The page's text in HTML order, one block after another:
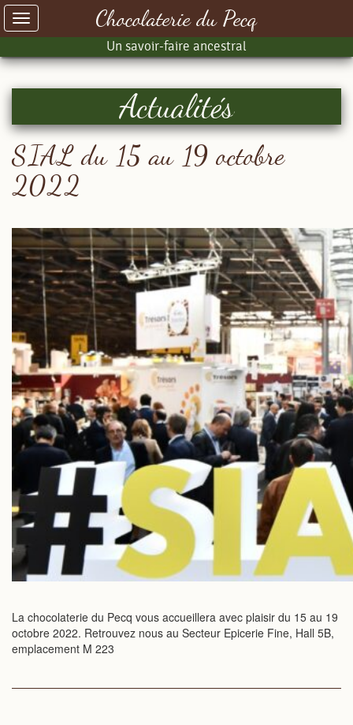
Chocolaterie du Pecq
Un savoir-faire ancestral
Toggle
navigation
Actualités
SIAL du 15 au 19 octobre
2022
La chocolaterie du Pecq vous accueillera avec plaisir du 15 au 19
octobre 2022. Retrouvez nous au Secteur Epicerie Fine, Hall 5B,
emplacement M 223